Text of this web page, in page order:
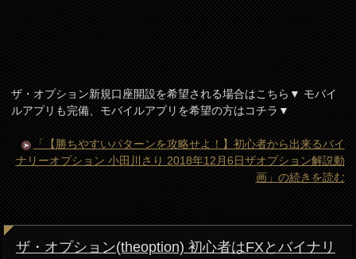
ザ・オプション新規口座開設を希望される場合はこちら▼ モバイ
ルアプリも完備、モバイルアプリを希望の方はコチラ▼
「【勝ちやすいパターンを攻略せよ！】初心者から出来るバイ
ナリーオプション 小田川さり 2018年12月6日ザオプション解説動
画」の続きを読む
ザ・オプション(theoption) 初心者はFXとバイナリ